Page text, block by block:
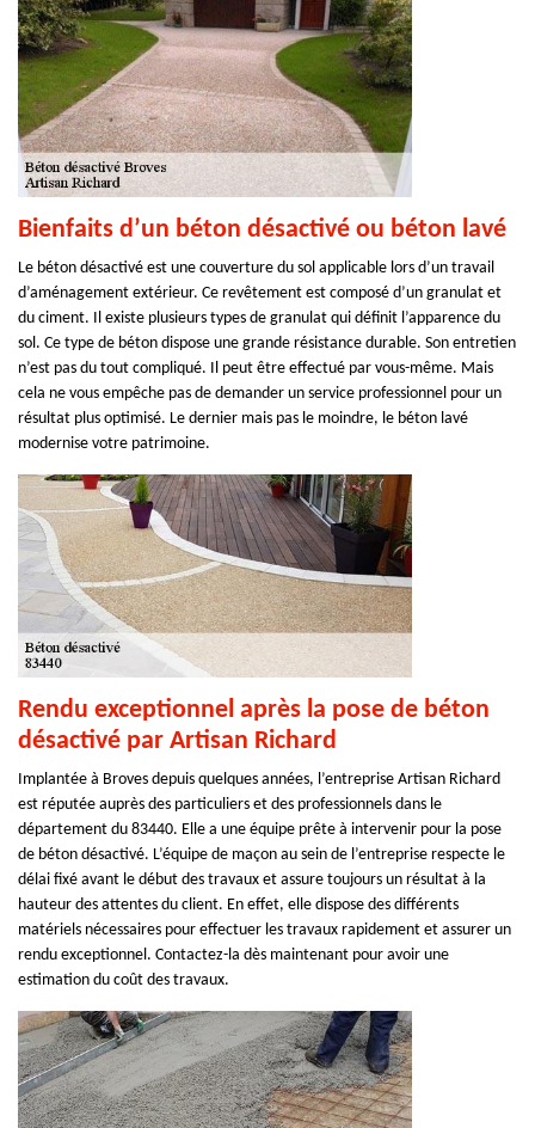
Bienfaits d’un béton désactivé ou béton lavé
Le béton désactivé est une couverture du sol applicable lors d’un travail
d’aménagement extérieur. Ce revêtement est composé d’un granulat et
du ciment. Il existe plusieurs types de granulat qui définit l’apparence du
sol. Ce type de béton dispose une grande résistance durable. Son entretien
n’est pas du tout compliqué. Il peut être effectué par vous-même. Mais
cela ne vous empêche pas de demander un service professionnel pour un
résultat plus optimisé. Le dernier mais pas le moindre, le béton lavé
modernise votre patrimoine.
Rendu exceptionnel après la pose de béton
désactivé par Artisan Richard
Implantée à Broves depuis quelques années, l’entreprise Artisan Richard
est réputée auprès des particuliers et des professionnels dans le
département du 83440. Elle a une équipe prête à intervenir pour la pose
de béton désactivé. L’équipe de maçon au sein de l’entreprise respecte le
délai fixé avant le début des travaux et assure toujours un résultat à la
hauteur des attentes du client. En effet, elle dispose des différents
matériels nécessaires pour effectuer les travaux rapidement et assurer un
rendu exceptionnel. Contactez-la dès maintenant pour avoir une
estimation du coût des travaux.